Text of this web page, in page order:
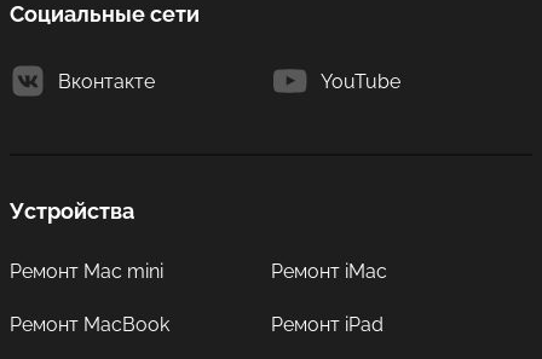
Социальные сети
Вконтакте YouTube
Устройства
Ремонт Mac mini Ремонт iMac
Ремонт MacBook Ремонт iPad